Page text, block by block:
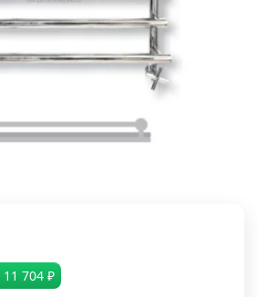
11 704 ₽